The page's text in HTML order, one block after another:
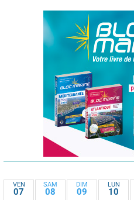
VEN
07
SAM
08
DIM
09
LUN
10